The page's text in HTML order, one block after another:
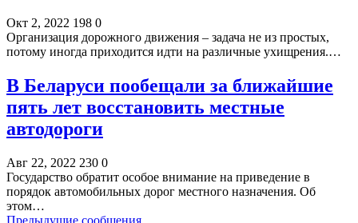
Окт 2, 2022 198 0
Организация дорожного движения – задача не из простых,
потому иногда приходится идти на различные ухищрения.…
В Беларуси пообещали за ближайшие
пять лет восстановить местные
автодороги
Авг 22, 2022 230 0
Государство обратит особое внимание на приведение в
порядок автомобильных дорог местного назначения. Об
этом…
Предыдущие сообщения